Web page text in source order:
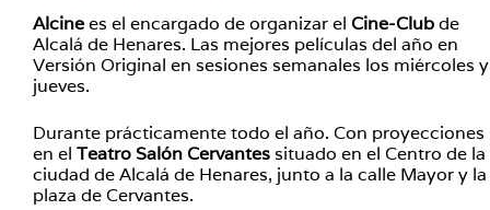
Alcinees el encargado de organizar el Cine-Clubde
Alcalá de Henares. Las mejores películas del año en
Versión Original en sesiones semanales los miércoles y
jueves.
Durante prácticamente todo el año. Con proyecciones
en el Teatro Salón Cervantessituado en el Centro de la
ciudad de Alcalá de Henares, junto a la calle Mayor y la
plaza de Cervantes.